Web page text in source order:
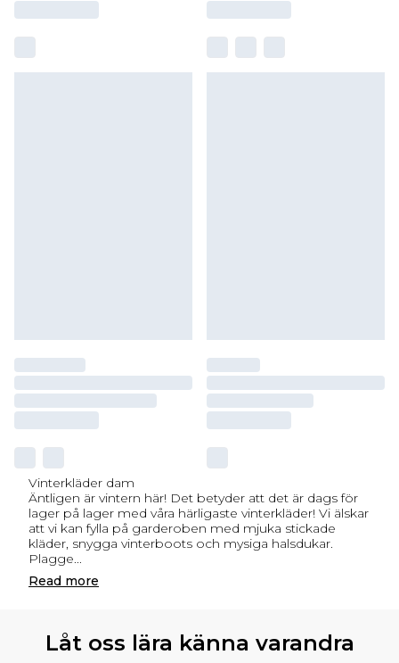
Vinterkläder dam
Äntligen är vintern här! Det betyder att det är dags för
lager på lager med våra härligaste vinterkläder! Vi älskar
att vi kan fylla på garderoben med mjuka stickade
kläder, snygga vinterboots och mysiga halsdukar.
Plagge...
Read more
Låt oss lära känna varandra